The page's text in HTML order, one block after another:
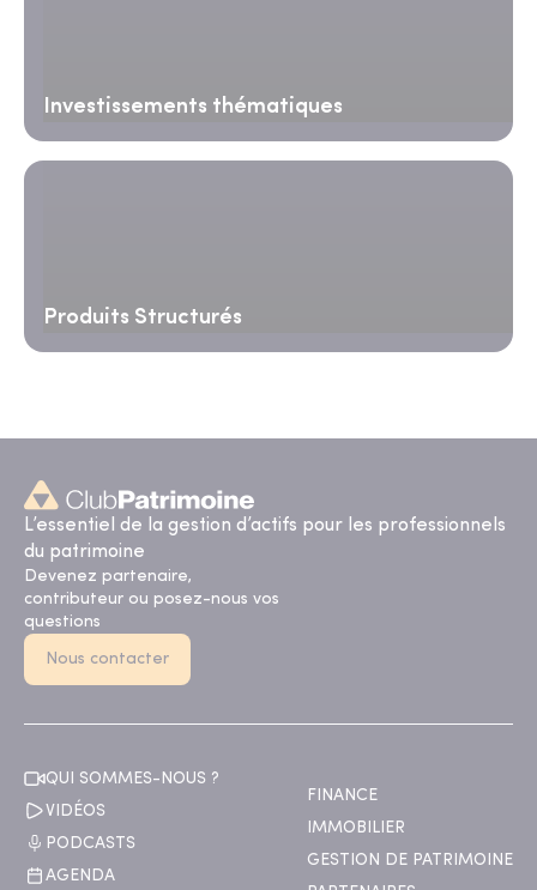
Investissements thématiques
Produits Structurés
L’essentiel de la gestion d’actifs pour les professionnels
du patrimoine
Devenez partenaire,
contributeur ou posez-nous vos
questions
Nous contacter
QUI SOMMES-NOUS ?
VIDÉOS
PODCASTS
AGENDA
FINANCE
IMMOBILIER
GESTION DE PATRIMOINE